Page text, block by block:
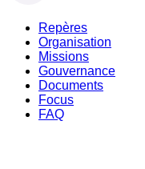
Repères
Organisation
Missions
Gouvernance
Documents
Focus
FAQ